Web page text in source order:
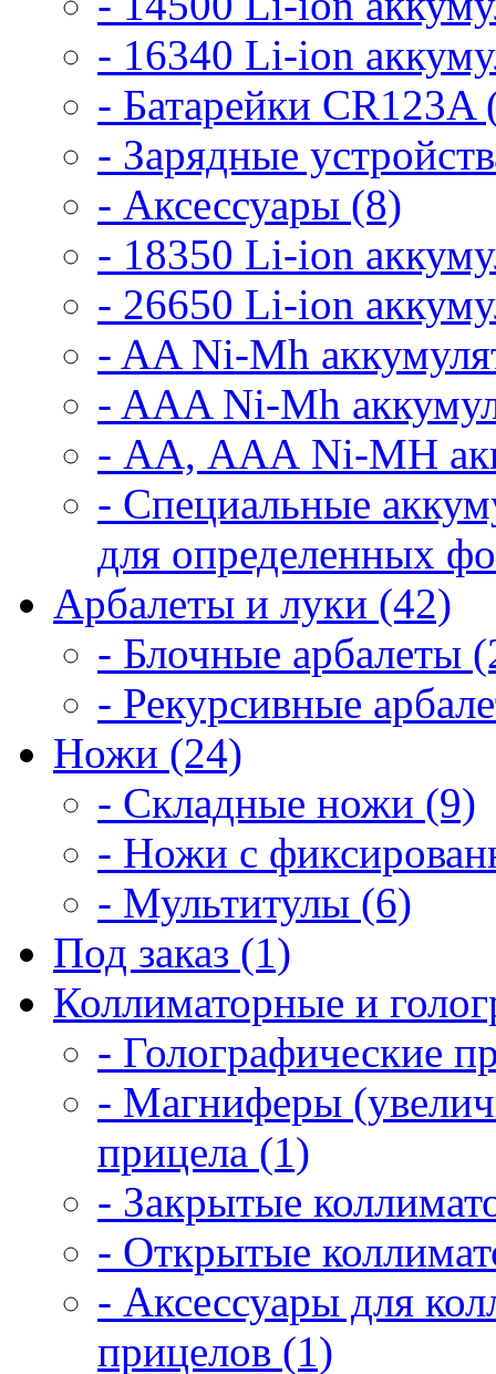
- 16340 Li-ion
- Батарейки CR123A
- Зарядные
- Аксессуары (8)
- 18350 Li-ion
- 26650 Li-ion
- AA Ni-Mh
- AAA Ni-Mh
- АА, ААА Ni-MH
- Специальные
для определенных
Арбалеты и луки (42)
- Блочные арбалеты
- Рекурсивные
Ножи (24)
- Складные ножи (9)
- Ножи с
- Мультитулы (6)
Под заказ (1)
Коллиматорные и
- Голографические
- Магниферы
прицела (1)
- Закрытые
- Открытые
- Аксессуары для
прицелов (1)